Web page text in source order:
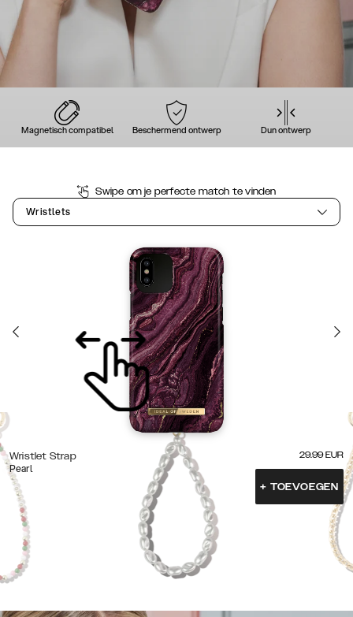
Magnetisch compatibel Beschermend ontwerp Dun ontwerp
Swipe om je perfecte match te vinden
Wristlets
Wristlet Strap
Pearl
29.99 EUR
+ TOEVOEGEN